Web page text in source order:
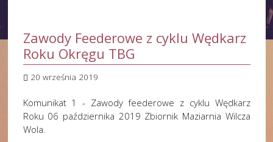
Zawody Feederowe z cyklu Wędkarz
Roku Okręgu TBG
20 września 2019
Komunikat 1 - Zawody feederowe z cyklu Wędkarz
Roku 06 października 2019 Zbiornik Maziarnia Wilcza
Wola.